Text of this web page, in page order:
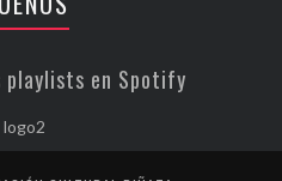
playlists en Spotify